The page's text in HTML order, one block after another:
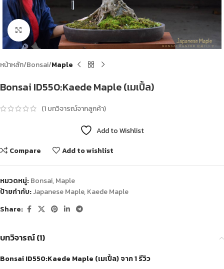
Click to enlarge
หน้าหลัก Bonsai Maple
Bonsai ID550:Kaede Maple (เมเปิ้ล)
(1บทวิจารณ์จากลูกค้า)
Add to Wishlist
Compare
Add to wishlist
หมวดหมู่:Bonsai,Maple
ป้ายกำกับ:Japanese Maple,Kaede Maple
Share:
บทวิจารณ์ (1)
Bonsai ID550:Kaede Maple (เมเปิ้ล)จาก 1 รีวิว